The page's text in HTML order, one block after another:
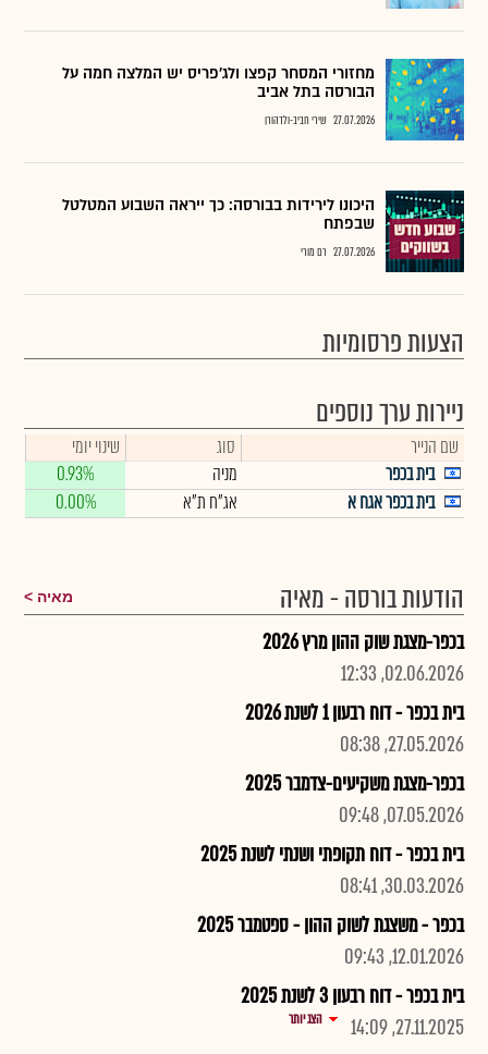
מחזורי המסחר קפצו ולג'פריס יש המלצה חמה על
הבורסה בתל אביב
27.07.2026 שירי חביב-ולדהורן
היכונו לירידות בבורסה: כך ייראה השבוע המטלטל
שבפתח
27.07.2026 רם מורי
הצעות פרסומיות
ניירות ערך נוספים
שם הנייר סוג
שינוי יומי
בית בכפר
מניה
0.93%
בית בכפר אגח א
אג"ח ת"א 0.00%
הודעות בורסה - מאיה מאיה
בכפר-מצגת שוק ההון מרץ 2026
02.06.2026, 12:33
בית בכפר - דוח רבעון 1 לשנת 2026
27.05.2026, 08:38
בכפר-מצגת משקיעים-צדמבר 2025
07.05.2026, 09:48
בית בכפר - דוח תקופתי ושנתי לשנת 2025
30.03.2026, 08:41
בכפר - משצגת לשוק ההון - ספטמבר 2025
12.01.2026, 09:43
בית בכפר - דוח רבעון 3 לשנת 2025
27.11.2025, 14:09
הצג יותר